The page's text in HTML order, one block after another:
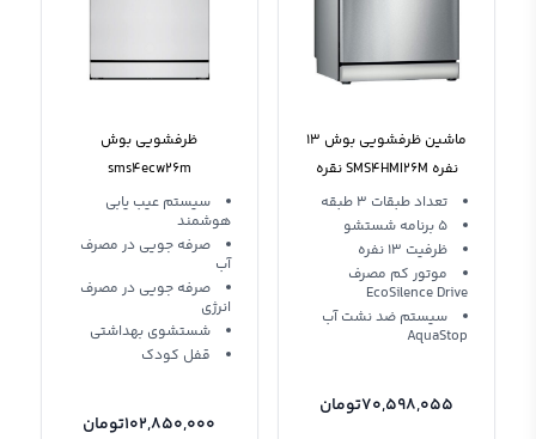
ماشین ظرفشویی بوش 13
نفره SMS4HMI26M نقره
سری 4
تعداد طبقات 3 طبقه
5 برنامه شستشو
ظرفیت 13 نفره
موتور کم مصرف
EcoSilence Drive
سیستم ضد نشت آب
AquaStop
70,598,055تومان
ظرفشویی بوش
sms4ecw26m
سیستم عیب یابی
هوشمند
صرفه ‌جویی در مصرف
آب
صرفه جویی در مصرف
انرژی
شستشوی بهداشتی
قفل کودک
102,850,000تومان